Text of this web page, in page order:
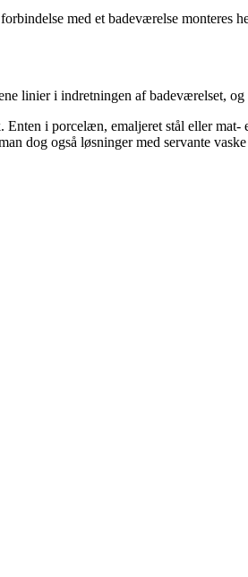
med et badeværelse monteres
linier i indretningen af badeværelset,
i porcelæn, emaljeret stål eller
dog også løsninger med servante